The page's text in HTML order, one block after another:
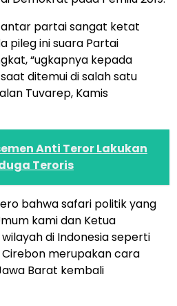
antar partai sangat ketat
pileg ini suara Partai
“ugkapnya kepada
ditemui di salah satu
Tuvarep, Kamis
Anti Teror Lakukan
Teroris
bahwa safari politik yang
kami dan Ketua
di Indonesia seperti
merupakan cara
Barat kembali